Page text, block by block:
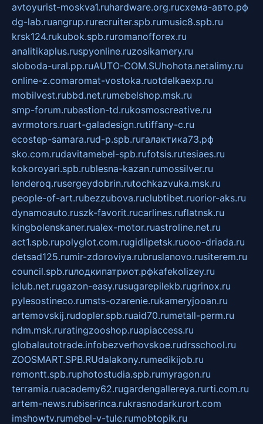
avtoyurist-moskva1.ruhardware.org.ruсхема-авто.рф
dg-lab.ruangrup.rurecruiter.spb.rumusic8.spb.ru
krsk124.rukubok.spb.ruromanofforex.ru
analitikaplus.ruspyonline.ruzosikamery.ru
sloboda-ural.pp.ruAUTO-COM.SUhohota.netalimy.ru
online-z.comaromat-vostoka.ruotdelkaexp.ru
mobilvest.rubbd.net.rumebelshop.msk.ru
smp-forum.rubastion-td.rukosmoscreative.ru
avrmotors.ruart-galadesign.rutiffany-c.ru
ecostep-samara.rud-p.spb.ruгалактика73.рф
sko.com.rudavitamebel-spb.rufotsis.rutesiaes.ru
kokoroyari.spb.rublesna-kazan.rumossilver.ru
lenderoq.rusergeydobrin.rutochkazvuka.msk.ru
people-of-art.rubezzubova.ruclubtibet.ruorior-aks.ru
dynamoauto.ruszk-favorit.rucarlines.ruflatnsk.ru
kingbolenskaner.rualex-motor.ruastroline.net.ru
act1.spb.rupolyglot.com.rugidlipetsk.ruooo-driada.ru
detsad125.rumir-zdoroviya.rubruslanovo.rusiterem.ru
council.spb.ruлодкипатриот.рфkafekolizey.ru
iclub.net.rugazon-easy.rusugarepilekb.rugrinox.ru
pylesostineco.rumsts-ozarenie.rukameryjooan.ru
artemovskij.rudopler.spb.ruaid70.rumetall-perm.ru
ndm.msk.ruratingzooshop.ruapiaccess.ru
globalautotrade.infobezverhovskoe.rudrsschool.ru
ZOOSMART.SPB.RUdalakony.rumedikijob.ru
remontt.spb.ruphotostudia.spb.rumyragon.ru
terramia.ruacademy62.rugardengallereya.rurti.com.ru
artem-news.rubiserinca.rukrasnodarkurort.com
imshowtv.rumebel-v-tule.rumobtopik.ru